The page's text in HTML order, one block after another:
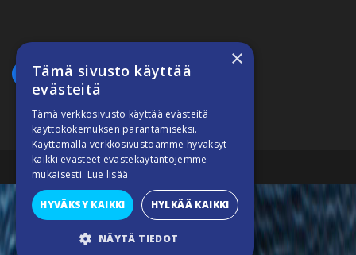
Suomiveneilee © 2026
×
Tämä sivusto käyttää
evästeitä
Tämä verkkosivusto käyttää evästeitä
käyttökokemuksen parantamiseksi.
Käyttämällä verkkosivustoamme hyväksyt
kaikki evästeet evästekäytäntöjemme
mukaisesti. Lue lisää
HYVÄKSY KAIKKI HYLKÄÄ KAIKKI
NÄYTÄ TIEDOT